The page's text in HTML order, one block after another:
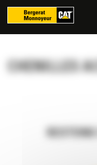
CHENILLES
Panneau de gestion des cookies